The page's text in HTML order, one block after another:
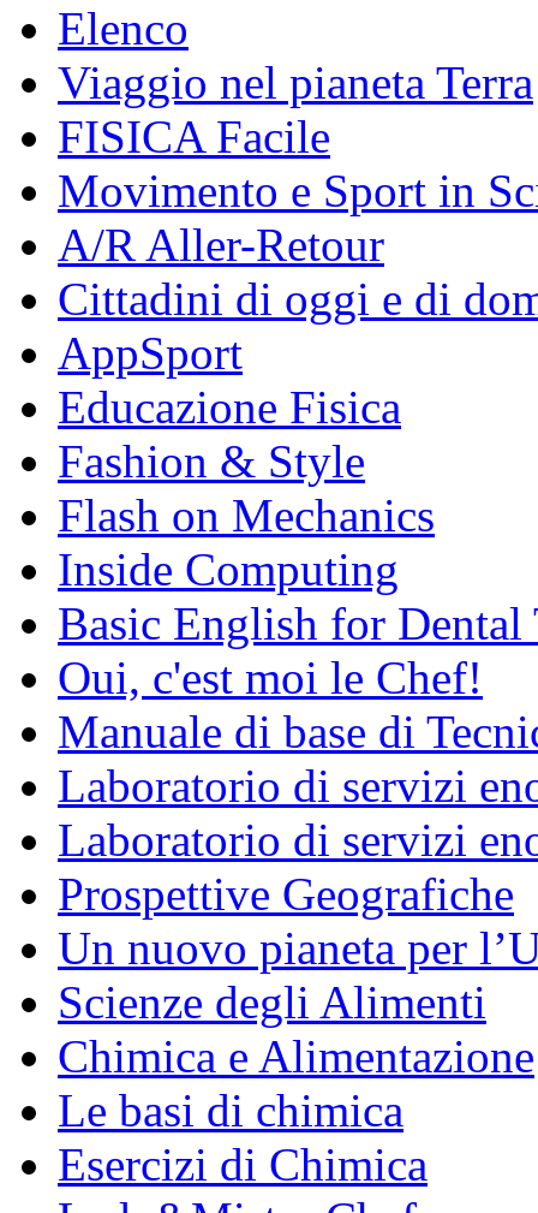
Elenco
Viaggio nel pianeta Terra
FISICA Facile
Movimento e Sport in
A/R Aller-Retour
Cittadini di oggi e di
AppSport
Educazione Fisica
Fashion & Style
Flash on Mechanics
Inside Computing
Basic English for Dental
Oui, c'est moi le Chef!
Manuale di base di
Laboratorio di servizi
Laboratorio di servizi
Prospettive Geografiche
Un nuovo pianeta per
Scienze degli Alimenti
Chimica e Alimentazione
Le basi di chimica
Esercizi di Chimica